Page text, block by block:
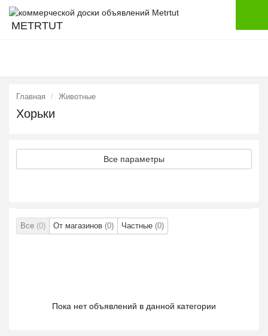
METRTUT
Главная Животные
Хорьки
Все параметры
Все (0) От магазинов (0) Частные (0)
Пока нет объявлений в данной категории